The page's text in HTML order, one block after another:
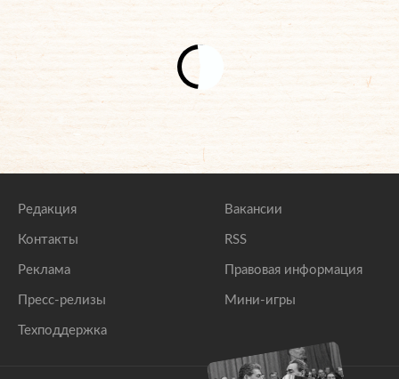
Редакция
Контакты
Реклама
Пресс-релизы
Техподдержка
Вакансии
RSS
Правовая информация
Мини-игры